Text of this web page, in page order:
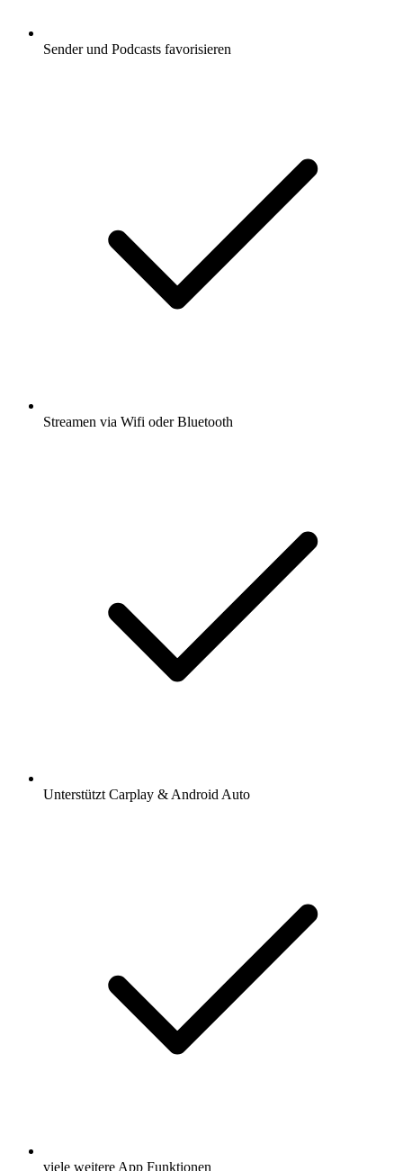
Sender und Podcasts favorisieren
Streamen via Wifi oder Bluetooth
Unterstützt Carplay & Android Auto
viele weitere App Funktionen